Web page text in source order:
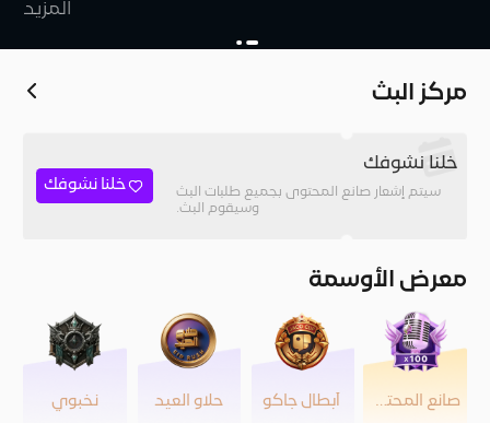
المزيد
مركز البث
خلنا نشوفك
سيتم إشعار صانع المحتوى بجميع طلبات البث
وسيقوم البث.
خلنا نشوفك
معرض الأوسمة
صانع المحتوى أبطال جاكو حلاو العيد نخبوي